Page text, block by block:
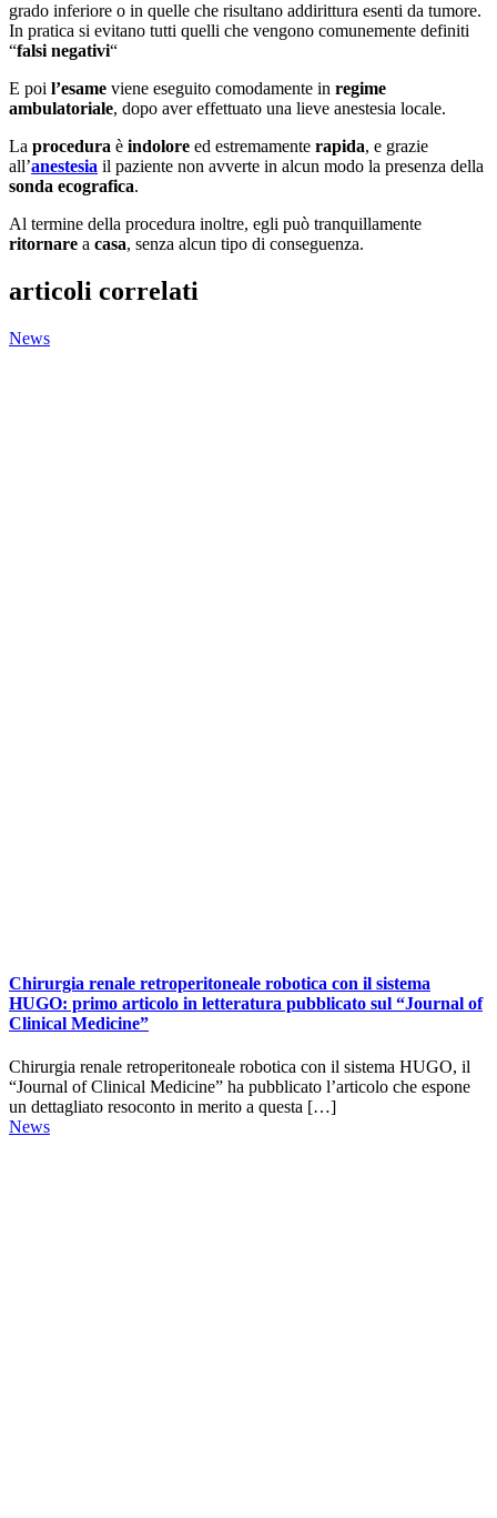
grado inferiore o in quelle che risultano addirittura esenti da tumore.
In pratica si evitano tutti quelli che vengono comunemente definiti
“falsi negativi“
E poi l’esame viene eseguito comodamente in regime
ambulatoriale, dopo aver effettuato una lieve anestesia locale.
La procedura è indolore ed estremamente rapida, e grazie
all’anestesia il paziente non avverte in alcun modo la presenza della
sonda ecografica.
Al termine della procedura inoltre, egli può tranquillamente
ritornare a casa, senza alcun tipo di conseguenza.
articoli correlati
News
Chirurgia renale retroperitoneale robotica con il sistema
HUGO: primo articolo in letteratura pubblicato sul “Journal of
Clinical Medicine”
Chirurgia renale retroperitoneale robotica con il sistema HUGO, il
“Journal of Clinical Medicine” ha pubblicato l’articolo che espone
un dettagliato resoconto in merito a questa […]
News